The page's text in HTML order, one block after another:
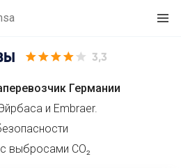
3,3
Германии
и Embraer.
выбросами CO₂